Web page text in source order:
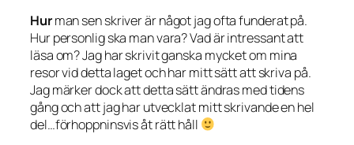
Hurman sen skriver är något jag ofta funderat på.
Hur personlig ska man vara? Vad är intressant att
läsa om? Jag har skrivit ganska mycket om mina
resor vid detta laget och har mitt sätt att skriva på.
Jag märker dock att detta sätt ändras med tidens
gång och att jag har utvecklat mitt skrivande en hel
del…förhoppninsvis åt rätt håll